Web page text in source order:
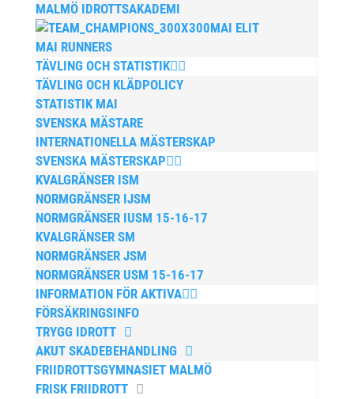
MALMÖ IDROTTSAKADEMI
MAI ELIT
MAI RUNNERS
TÄVLING OCH STATISTIK
TÄVLING OCH KLÄDPOLICY
STATISTIK MAI
SVENSKA MÄSTARE
INTERNATIONELLA MÄSTERSKAP
SVENSKA MÄSTERSKAP
KVALGRÄNSER ISM
NORMGRÄNSER IJSM
NORMGRÄNSER IUSM 15-16-17
KVALGRÄNSER SM
NORMGRÄNSER JSM
NORMGRÄNSER USM 15-16-17
INFORMATION FÖR AKTIVA
FÖRSÄKRINGSINFO
TRYGG IDROTT
AKUT SKADEBEHANDLING
FRIIDROTTSGYMNASIET MALMÖ
FRISK FRIIDROTT